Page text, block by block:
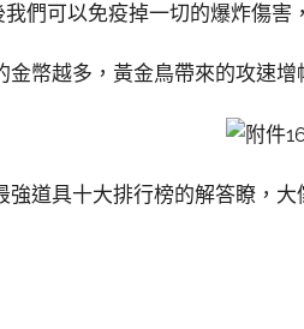
們可以免疫掉一切的爆炸傷害
金幣越多，黃金鳥帶來的攻速增
強道具十大排行榜的解答瞭，